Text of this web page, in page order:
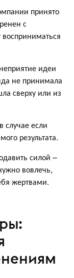
принято
с
идеи
не принимала
сверху или из
случае если
результата.
силой –
вовлечь,
жертвами.